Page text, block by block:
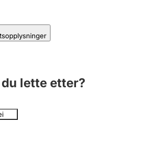
lette etter?